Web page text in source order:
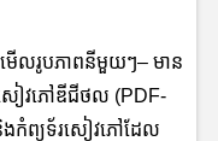
លរូបភាពនីមួយៗ– មាន
សៀវភៅឌីជីថល (PDF-
ងកំព្យូទ័រសៀវភៅដែល